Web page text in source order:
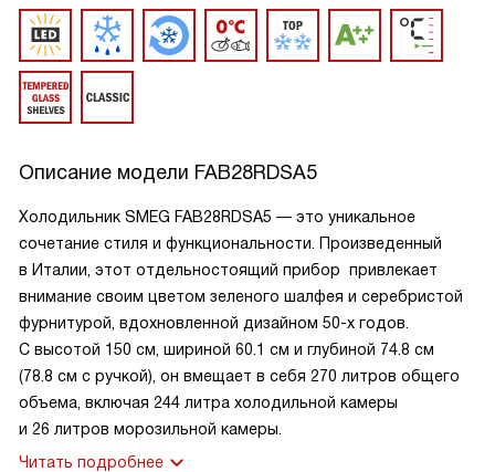
Описание модели FAB28RDSA5
Холодильник SMEG FAB28RDSA5 — это уникальное
сочетание стиля и функциональности. Произведенный
в Италии, этот отдельностоящий прибор привлекает
внимание своим цветом зеленого шалфея и серебристой
фурнитурой, вдохновленной дизайном 50-х годов.
С высотой 150 см, шириной 60.1 см и глубиной 74.8 см
(78.8 см с ручкой), он вмещает в себя 270 литров общего
объема, включая 244 литра холодильной камеры
и 26 литров морозильной камеры.
Читать подробнее